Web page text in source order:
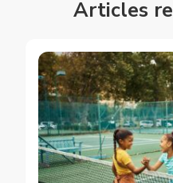
Articles